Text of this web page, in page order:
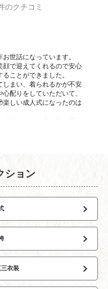
のクチコミ
世話になっています。
顔で迎えてくれるので安心
ことができました。
しまい、着られるかが不安
配りをしていただいて、
しい成人式になったのは
さんでレンタルしてまし
の振袖の2着を着て撮影して
いてくださり、着物柄を表
さり、親子共々大満足で
ション
衣装